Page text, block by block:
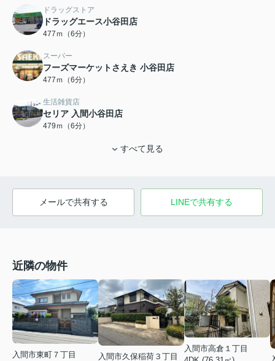
ドラッグストア
ドラッグエース小谷田店
477ｍ（6分）
スーパー
フーズマーケットさえき 小谷田店
477ｍ（6分）
生活雑貨店
セリア 入間小谷田店
479ｍ（6分）
すべて見る
メールで共有する LINEで共有する
近隣の物件
入間市東町７丁目
入間市久保稲荷３丁目
入間市高倉１丁目